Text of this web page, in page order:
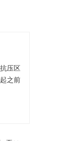
压区
之前